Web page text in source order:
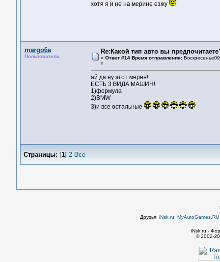
хотя я и не на мерине езжу
margo6a
Пользователь
Re:Какой тип авто вы
« Ответ #14 Время отправления:
»
ай да ну этот мерен!
ЕСТЬ 3 ВИДА МАШИН!
1)формула
2)BMW
3)и все остальные
Страницы: [1] 2 Все
Друзья: iNsk.ru
iNsk.ru -
© 2002-